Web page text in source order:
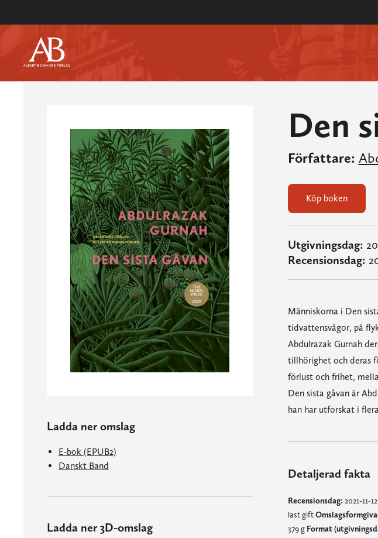
Ladda ner omslag
E-bok (EPUB2)
Danskt Band
Ladda ner 3D-omslag
Den
Författare:
Köp boken
Utgivningsdag:
Recensionsdag:
Människorna i Den
tidvattensvågor, på
Abdulrazak Gurnah
tillhörighet och deras
förlust och frihet,
Den sista gåvan är
han har utforskat i
Detaljerad fakta
Recensionsdag: 2021-11-12
last gift
379 g Format